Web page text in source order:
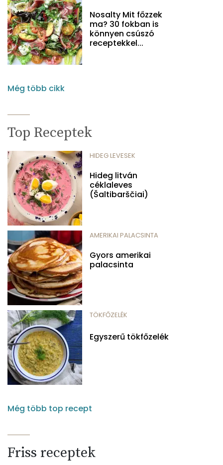
Nosalty Mit főzzek
ma? 30 fokban is
könnyen csúszó
receptekkel...
Még több cikk
Top Receptek
HIDEG LEVESEK
Hideg litván
céklaleves
(Šaltibarščiai)
AMERIKAI PALACSINTA
Gyors amerikai
palacsinta
TÖKFŐZELÉK
Egyszerű tökfőzelék
Még több top recept
Friss receptek